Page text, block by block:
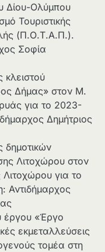
Δίου-Ολύμπου
Τουριστικής
(Π.Ο.Τ.Α.Π.).
Σοφία
Δήμας» στον Μ.
για το 2023-
Δημήτριος
Λιτοχώρου στον
Λιτοχώρου για το
Αντιδήμαρχος
έργου «Έργο
εκμεταλλεύσεις
τομέα στη